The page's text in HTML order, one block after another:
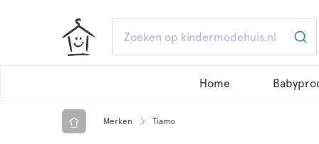
Home
Merken Tiamo